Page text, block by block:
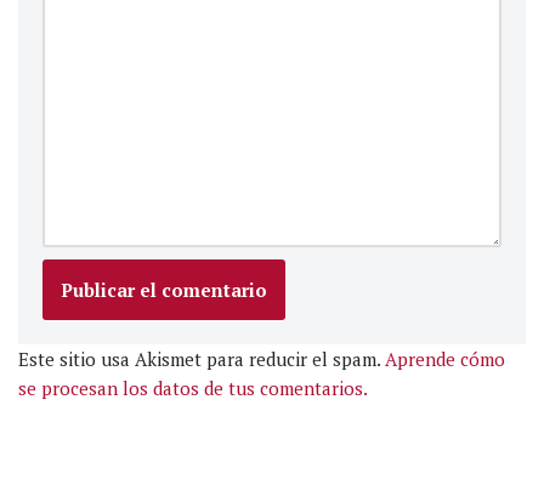
Este sitio usa Akismet para reducir el spam. Aprende cómo
se procesan los datos de tus comentarios.